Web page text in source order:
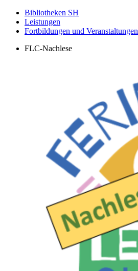
Bibliotheken SH
Leistungen
Fortbildungen und Veranstaltungen
FLC-Nachlese